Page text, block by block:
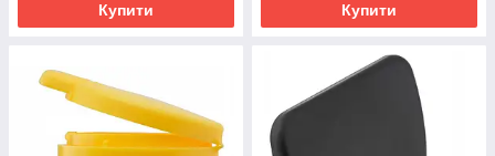
Купити Купити